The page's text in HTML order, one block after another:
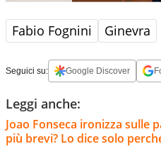
Fabio Fognini Ginevra
Seguici su: Google Discover
Leggi anche:
Joao Fonseca ironizza sulle
più brevi? Lo dice solo